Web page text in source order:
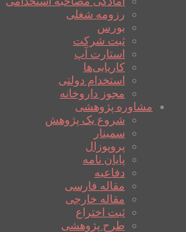
رزومه شغلی
بورس
ثبت شرکت
استارت آپ
کاریابی‌ها
استخدام دولتی
مجوز داروخانه
مشاوره پژوهشی
شروع یک پژوهش
سمینار
پروپوزال
پایان نامه
دفاعیه
مقاله فارسی
مقاله خارجی
ثبت اختراع
طرح پژوهشی